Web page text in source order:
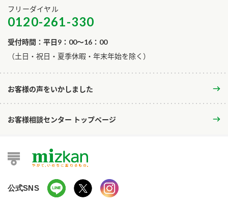
フリーダイヤル
0120-261-330
受付時間：平日9：00～16：00
​（土日・祝日・夏季休暇・年末年始を除く）
お客様の声をいかしました
お客様相談センター トップページ
公式SNS